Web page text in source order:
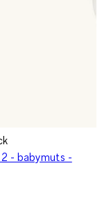
- babymuts -